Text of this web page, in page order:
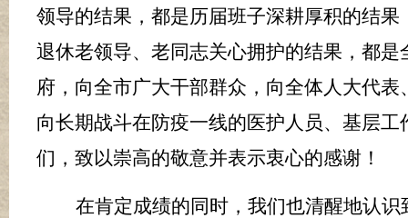
领导的结果，都是历届班子深耕厚积的结
退休老领导、老同志关心拥护的结果，都
府，向全市广大干部群众，向全体人大代
向长期战斗在防疫一线的医护人员、基层
们，致以崇高的敬意并表示衷心的感谢！
在肯定成绩的同时，我们也清醒地认